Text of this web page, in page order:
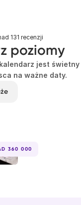
131 recenzji
poziomy
jest
na ważne daty.
360 000